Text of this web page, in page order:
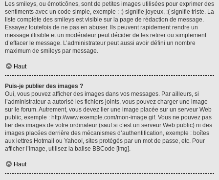
Les smileys, ou émoticônes, sont de petites images utilisées pour exprimer des
sentiments avec un code simple, exemple : :) signifie joyeux, :( signifie triste. La
liste complète des smileys est visible sur la page de rédaction de message.
Essayez toutefois de ne pas en abuser. Ils peuvent rapidement rendre un
message illisible et un modérateur peut décider de les retirer ou simplement
d’effacer le message. L’administrateur peut aussi avoir défini un nombre
maximum de smileys par message.
Haut
Puis-je publier des images ?
Oui, vous pouvez afficher des images dans vos messages. Par ailleurs, si
l’administrateur a autorisé les fichiers joints, vous pouvez charger une image
sur le forum. Autrement, vous devez lier une image placée sur un serveur Web
public, exemple : http://www.exemple.com/mon-image.gif. Vous ne pouvez pas
lier des images de votre ordinateur (sauf si c’est un serveur Web public) ni des
images placées derrière des mécanismes d’authentification, exemple : boîtes
aux lettres Hotmail ou Yahoo!, sites protégés par un mot de passe, etc. Pour
afficher l’image, utilisez la balise BBCode [img].
Haut